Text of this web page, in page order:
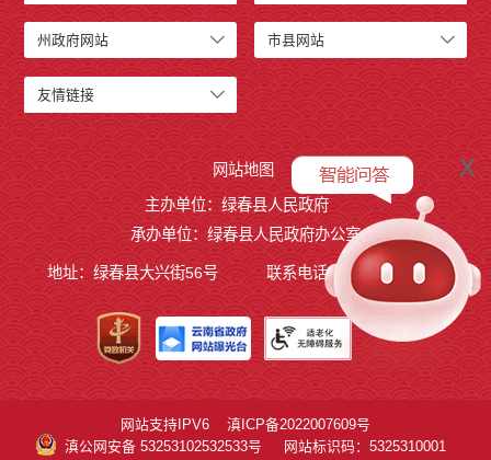
州政府网站 市县网站
友情链接
x
网站地图
主办单位：绿春县人民政府
承办单位：绿春县人民政府办公室
地址：绿春县大兴街56号 联系电话：0873-4221495
网站支持IPV6
滇ICP备2022007609号
滇公网安备 53253102532533号
网站标识码：5325310001